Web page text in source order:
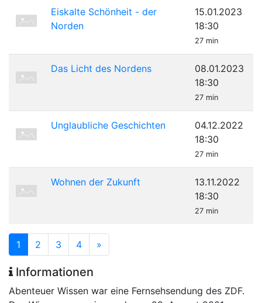
Eiskalte Schönheit - der
Norden
15.01.2023
18:30
27 min
Das Licht des Nordens
08.01.2023
18:30
27 min
Unglaubliche Geschichten
04.12.2022
18:30
27 min
Wohnen der Zukunft
13.11.2022
18:30
27 min
1 2 3 4 »
Informationen
Abenteuer Wissen war eine Fernsehsendung des ZDF.